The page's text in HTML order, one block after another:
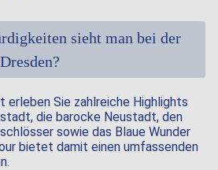
sieht man bei der
erleben Sie zahlreiche Highlights
die barocke Neustadt, den
sowie das Blaue Wunder
bietet damit einen umfassenden